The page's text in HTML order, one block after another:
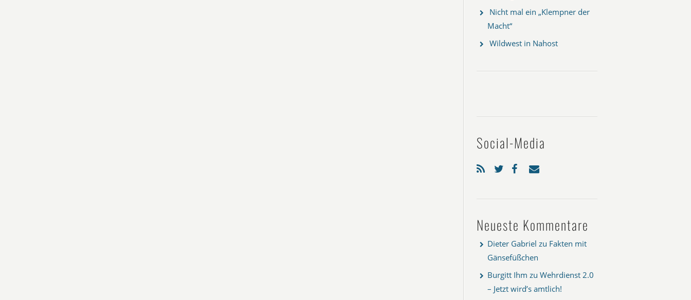
Nicht mal ein „Klempner der
Macht“
Wildwest in Nahost
Social-Media
Neueste Kommentare
Dieter Gabriel zu Fakten mit
Gänsefüßchen
Burgitt Ihm zu Wehrdienst 2.0
– Jetzt wird’s amtlich!